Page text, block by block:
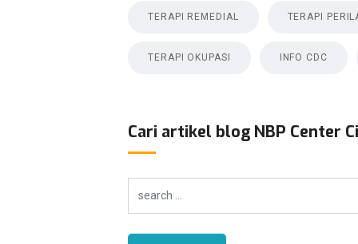
TERAPI REMEDIAL TERAPI
TERAPI OKUPASI INFO CDC
Cari artikel blog NBP Center